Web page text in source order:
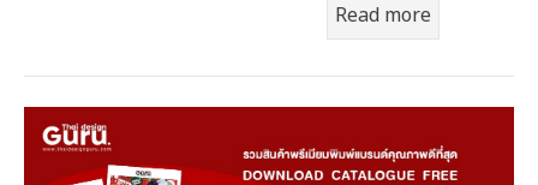
Read more